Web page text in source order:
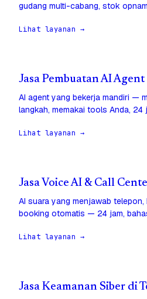
gudang multi-cabang, stok
Lihat layanan →
Jasa Pembuatan AI
AI agent yang bekerja mandiri —
langkah, memakai tools Anda, 24
Lihat layanan →
Jasa Voice AI & Call
AI suara yang menjawab telepon,
booking otomatis — 24 jam,
Lihat layanan →
Jasa Keamanan Siber di